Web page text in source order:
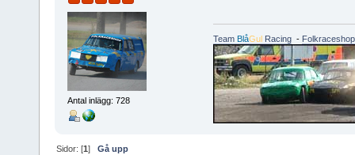
Antal inlägg: 728
Team BlåGulRacing- Folkraceshop
Sidor: [1]Gå upp